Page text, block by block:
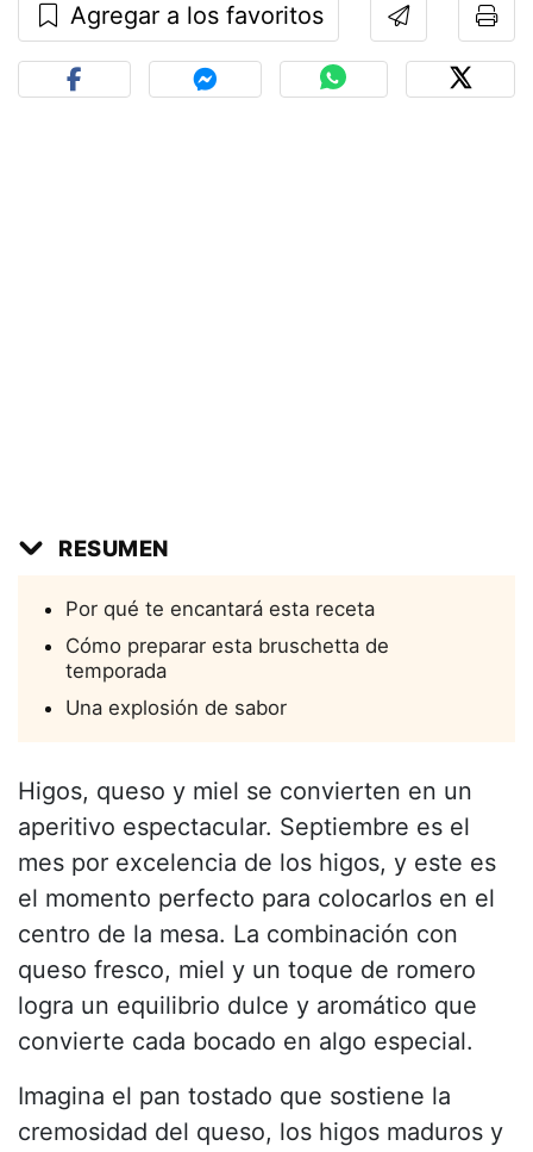
Agregar a los favoritos
RESUMEN
Por qué te encantará esta receta
Cómo preparar esta bruschetta de
temporada
Una explosión de sabor
Higos, queso y miel se convierten en un
aperitivo espectacular. Septiembre es el
mes por excelencia de los higos, y este es
el momento perfecto para colocarlos en el
centro de la mesa. La combinación con
queso fresco, miel y un toque de romero
logra un equilibrio dulce y aromático que
convierte cada bocado en algo especial.
Imagina el pan tostado que sostiene la
cremosidad del queso, los higos maduros y